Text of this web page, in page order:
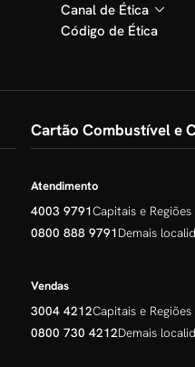
Canal de Ética
Código de Ética
Cartão Combustível e
Atendimento
4003 9791Capitais e
0800 888 9791Demais
Vendas
3004 4212Capitais e
0800 730 4212Demais